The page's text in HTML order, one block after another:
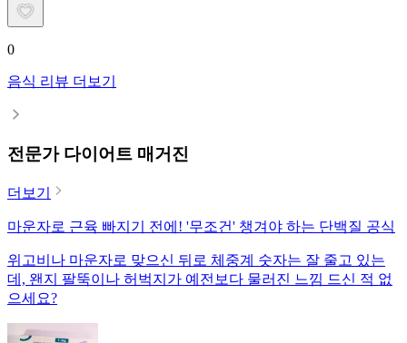
0
음식 리뷰 더보기
전문가 다이어트 매거진
더보기
마운자로 근육 빠지기 전에! '무조건' 챙겨야 하는 단백질 공식
위고비나 마운자로 맞으신 뒤로 체중계 숫자는 잘 줄고 있는
데, 왠지 팔뚝이나 허벅지가 예전보다 물러진 느낌 드신 적 없
으세요?